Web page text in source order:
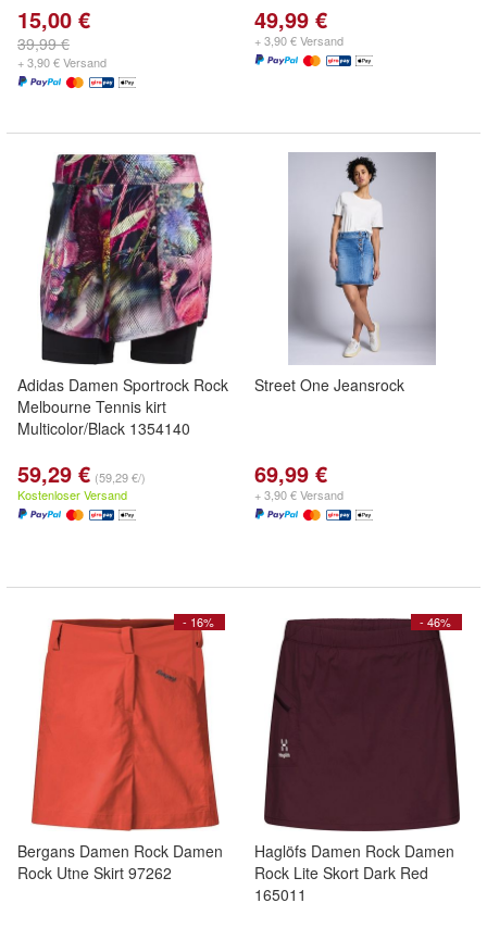
15,00 €
39,99 €
+ 3,90 € Versand
49,99 €
+ 3,90 € Versand
Adidas Damen Sportrock Rock
Melbourne Tennis kirt
Multicolor/Black 1354140
59,29 € (59,29 €/)
Kostenloser Versand
Street One Jeansrock
69,99 €
+ 3,90 € Versand
- 16%
Bergans Damen Rock Damen
Rock Utne Skirt 97262
- 46%
Haglöfs Damen Rock Damen
Rock Lite Skort Dark Red
165011